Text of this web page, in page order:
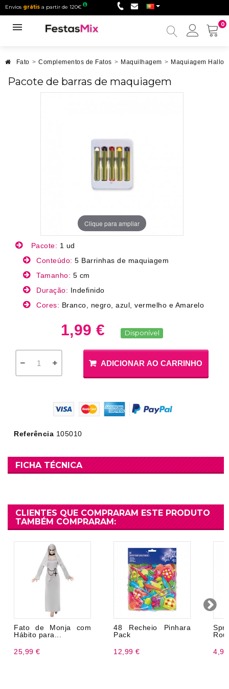
Envios grátis a partir de 120€
0
Minha
Fato > Complementos de Fatos > Maquilhagem > Maquiagem
Pacote de barras de maquiagem
Clique para ampliar
Pacote: 1 ud
Conteúdo: 5 Barrinhas de maquiagem
Tamanho: 5 cm
Duração: Indefinido
Cores: Branco, negro, azul, vermelho e Amarelo
1,99 € Disponível
ADICIONAR AO CARRINHO
Referência 105010
FICHA TÉCNICA
CLIENTES QUE COMPRARAM ESTE PRODUTO
TAMBÉM COMPRARAM:
Fato de Monja com
Hábito para...
25,99 €
48 Recheio Pinhara
Pack
12,99 €